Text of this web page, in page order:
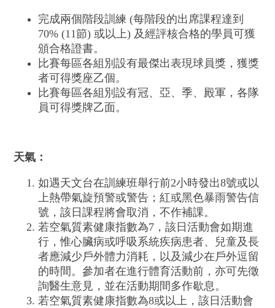
完成兩個階段訓練 (每階段的出席課程達到
70% (11節) 或以上) 及經評核合格的學員可獲
頒合格證書。
比賽每區各組別設有最傑出表現球員獎，獲獎
者可得獎座乙個。
比賽每區各組別設有冠、亞、季、殿軍，各隊
員可得獎牌乙面。
天氣：
如遇天文台在訓練班舉行前2小時發出8號或以
上熱帶氣旋預警或警告；紅或黑色暴雨警告信
號，該日課程將會取消，不作補課。
若空氣質素健康指數為7，該日活動會如期進
行，惟心臟病或呼吸系統疾病患者、兒童及長
者應減少戶外體力消耗，以及減少在戶外逗留
的時間。參加者在進行體育活動前，亦可先徵
詢醫生意見，並在活動期間多作歇息。
若空氣質素健康指數為8或以上，該日活動會